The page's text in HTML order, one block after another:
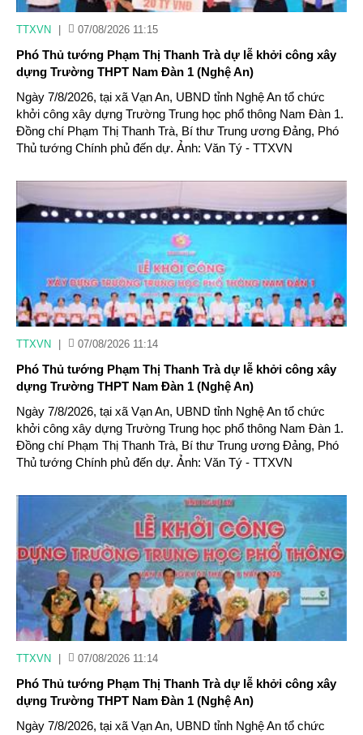
TTXVN 07/08/2026 11:15
Phó Thủ tướng Phạm Thị Thanh Trà dự lễ khởi công xây
dựng Trường THPT Nam Đàn 1 (Nghệ An)
Ngày 7/8/2026, tại xã Vạn An, UBND tỉnh Nghệ An tổ chức
khởi công xây dựng Trường Trung học phổ thông Nam Đàn 1.
Đồng chí Phạm Thị Thanh Trà, Bí thư Trung ương Đảng, Phó
Thủ tướng Chính phủ đến dự. Ảnh: Văn Tý - TTXVN
TTXVN 07/08/2026 11:14
Phó Thủ tướng Phạm Thị Thanh Trà dự lễ khởi công xây
dựng Trường THPT Nam Đàn 1 (Nghệ An)
Ngày 7/8/2026, tại xã Vạn An, UBND tỉnh Nghệ An tổ chức
khởi công xây dựng Trường Trung học phổ thông Nam Đàn 1.
Đồng chí Phạm Thị Thanh Trà, Bí thư Trung ương Đảng, Phó
Thủ tướng Chính phủ đến dự. Ảnh: Văn Tý - TTXVN
TTXVN 07/08/2026 11:14
Phó Thủ tướng Phạm Thị Thanh Trà dự lễ khởi công xây
dựng Trường THPT Nam Đàn 1 (Nghệ An)
Ngày 7/8/2026, tại xã Vạn An, UBND tỉnh Nghệ An tổ chức